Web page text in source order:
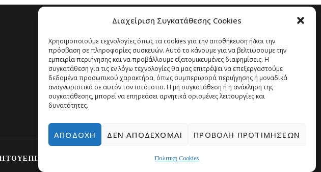
Διαχείριση Συγκατάθεσης Cookies
Χρησιμοποιούμε τεχνολογίες όπως τα cookies για την αποθήκευση ή/και την
πρόσβαση σε πληροφορίες συσκευών. Αυτό το κάνουμε για να βελτιώσουμε την
εμπειρία περιήγησης και να προβάλλουμε εξατομικευμένες διαφημίσεις. Η
συγκατάθεση για τις εν λόγω τεχνολογίες θα μας επιτρέψει να επεξεργαστούμε
δεδομένα προσωπικού χαρακτήρα, όπως συμπεριφορά περιήγησης ή μοναδικά
αναγνωριστικά σε αυτόν τον ιστότοπο. Η μη συγκατάθεση ή η ανάκληση της
συγκατάθεσης, μπορεί να επηρεάσει αρνητικά ορισμένες λειτουργίες και
δυνατότητες.
ΑΠΟΔΟΧΉ ΔΕΝ ΑΠΟΔΈΧΟΜΑΙ ΠΡΟΒΟΛΉ ΠΡΟΤΙΜΉΣΕΩΝ
Πολιτική Cookies
ΕΠΙΚΟΙΝΩΝΙΑ